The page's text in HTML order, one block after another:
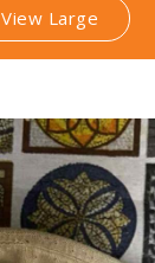
View Large